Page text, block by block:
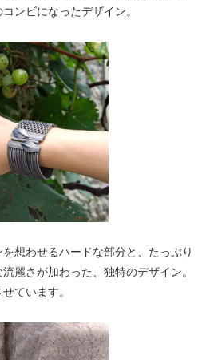
ンビになったデザイン。
想わせるハードな部分と、たっぷり
麗さが加わった、独特のデザイン。
ています。